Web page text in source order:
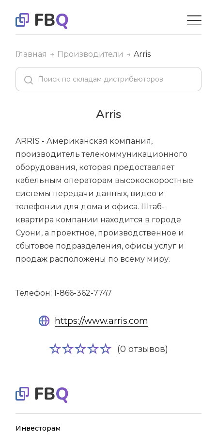
Главная Производители Arris
Arris
ARRIS - Американская компания,
производитель телекоммуникационного
оборудования, которая предоставляет
кабельным операторам высокоскоростные
системы передачи данных, видео и
телефонии для дома и офиса. Штаб-
квартира компании находится в городе
Суони, а проектное, производственное и
сбытовое подразделения, офисы услуг и
продаж расположены по всему миру.
Телефон: 1-866-362-7747
https://www.arris.com
(0 отзывов)
Инвесторам